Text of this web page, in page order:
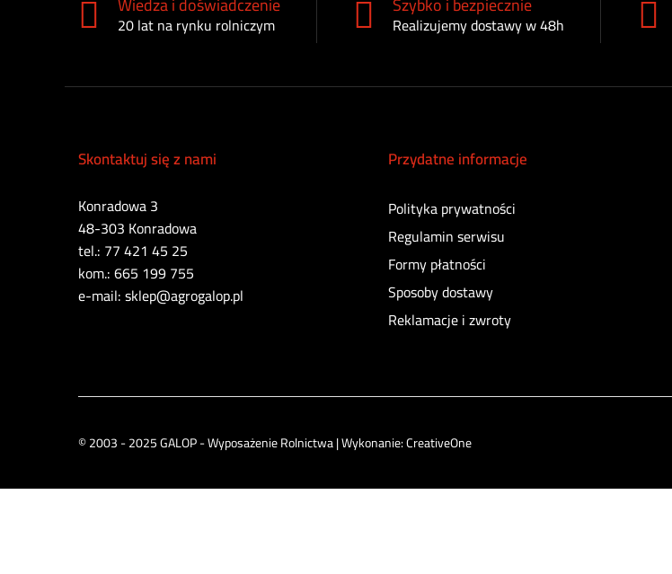
20 lat na rynku rolniczym Realizujemy dostawy w 48h
Skontaktuj się z nami
Konradowa 3
48-303 Konradowa
tel.: 77 421 45 25
kom.: 665 199 755
e-mail: sklep@agrogalop.pl
Przydatne informacje
Polityka prywatności
Regulamin serwisu
Formy płatności
Sposoby dostawy
Reklamacje i zwroty
© 2003 - 2025 GALOP - Wyposażenie Rolnictwa | Wykonanie:CreativeOne